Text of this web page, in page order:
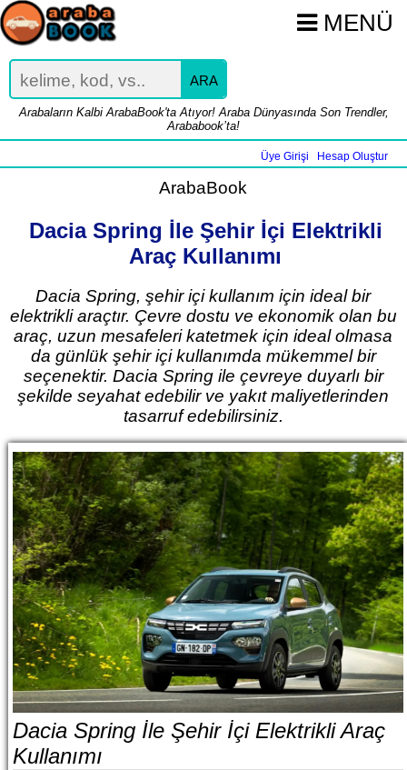
MENÜ
ARA
Arabaların Kalbi ArabaBook'ta Atıyor! Araba Dünyasında Son Trendler,
Arababook’ta!
Üye Girişi Hesap Oluştur
ArabaBook
Dacia Spring İle Şehir İçi Elektrikli
Araç Kullanımı
Dacia Spring, şehir içi kullanım için ideal bir
elektrikli araçtır. Çevre dostu ve ekonomik olan bu
araç, uzun mesafeleri katetmek için ideal olmasa
da günlük şehir içi kullanımda mükemmel bir
seçenektir. Dacia Spring ile çevreye duyarlı bir
şekilde seyahat edebilir ve yakıt maliyetlerinden
tasarruf edebilirsiniz.
Dacia Spring İle Şehir İçi Elektrikli Araç
Kullanımı